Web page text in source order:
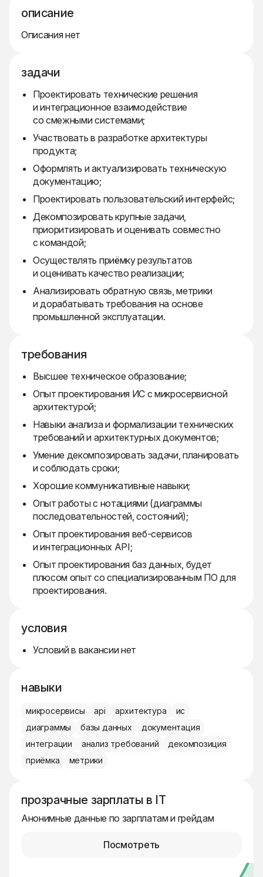
описание
Описания нет
задачи
Проектировать технические решения
и интеграционное взаимодействие
со смежными системами;
Участвовать в разработке архитектуры
продукта;
Оформлять и актуализировать техническую
документацию;
Проектировать пользовательский интерфейс;
Декомпозировать крупные задачи,
приоритизировать и оценивать совместно
с командой;
Осуществлять приёмку результатов
и оценивать качество реализации;
Анализировать обратную связь, метрики
и дорабатывать требования на основе
промышленной эксплуатации.
требования
Высшее техническое образование;
Опыт проектирования ИС с микросервисной
архитектурой;
Навыки анализа и формализации технических
требований и архитектурных документов;
Умение декомпозировать задачи, планировать
и соблюдать сроки;
Хорошие коммуникативные навыки;
Опыт работы с нотациями (диаграммы
последовательностей, состояний);
Опыт проектирования веб-сервисов
и интеграционных API;
Опыт проектирования баз данных, будет
плюсом опыт со специализированным ПО для
проектирования.
условия
Условий в вакансии нет
навыки
микросервисы api архитектура
ис
диаграммы
базы данных
документация
интеграции
анализ требований
декомпозиция
приёмка
метрики
прозрачные зарплаты в IT
Анонимные данные по зарплатам и грейдам
Посмотреть